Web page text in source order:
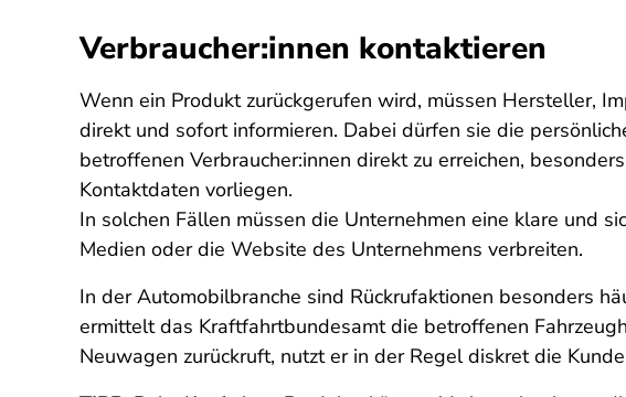
Verbraucher:innen kontaktieren
Wenn ein Produkt zurückgerufen wird, müssen Hersteller,
direkt und sofort informieren. Dabei dürfen sie die
betroffenen Verbraucher:innen direkt zu erreichen,
Kontaktdaten vorliegen.
In solchen Fällen müssen die Unternehmen eine klare und
Medien oder die Website des Unternehmens verbreiten.
In der Automobilbranche sind Rückrufaktionen besonders
ermittelt das Kraftfahrtbundesamt die betroffenen
Neuwagen zurückruft, nutzt er in der Regel diskret die